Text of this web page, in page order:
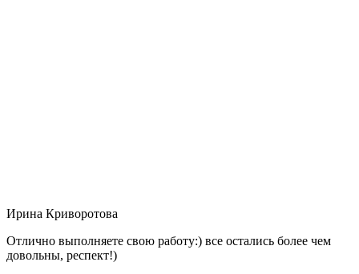
Ирина Криворотова
Отлично выполняете свою работу:) все остались более чем
довольны, респект!)